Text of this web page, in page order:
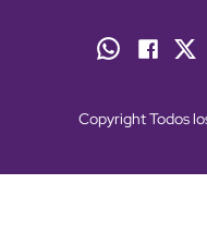
Copyright Todos